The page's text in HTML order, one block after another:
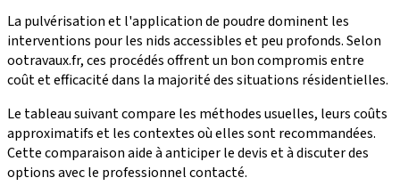
La pulvérisation et l'application de poudre dominent les
interventions pour les nids accessibles et peu profonds. Selon
ootravaux.fr, ces procédés offrent un bon compromis entre
coût et efficacité dans la majorité des situations résidentielles.
Le tableau suivant compare les méthodes usuelles, leurs coûts
approximatifs et les contextes où elles sont recommandées.
Cette comparaison aide à anticiper le devis et à discuter des
options avec le professionnel contacté.